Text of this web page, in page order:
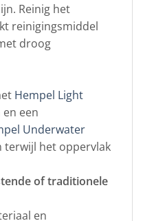
Reinig het
reinigingsmiddel
droog
Hempel Light
een
Underwater
terwijl het oppervlak
of traditionele
en